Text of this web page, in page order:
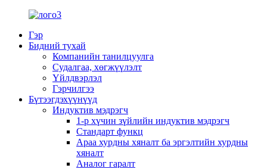
Гэр
Бидний тухай
Компанийн танилцуулга
Судалгаа, хөгжүүлэлт
Үйлдвэрлэл
Гэрчилгээ
Бүтээгдэхүүнүүд
Индуктив мэдрэгч
1-р хүчин зүйлийн индуктив мэдрэгч
Стандарт функц
Араа хурдны хяналт ба эргэлтийн хурдны
хяналт
Аналог гаралт